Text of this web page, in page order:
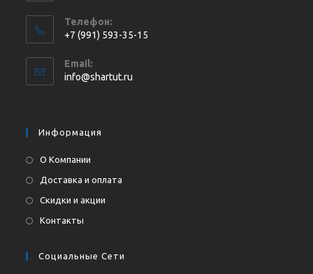
Телефон:
+7 (991) 593-35-15
в
вашем
Email:
info@shartut.ru
Информация
О Компании
Доставка и оплата
Скидки и акции
Контакты
Социальные Сети